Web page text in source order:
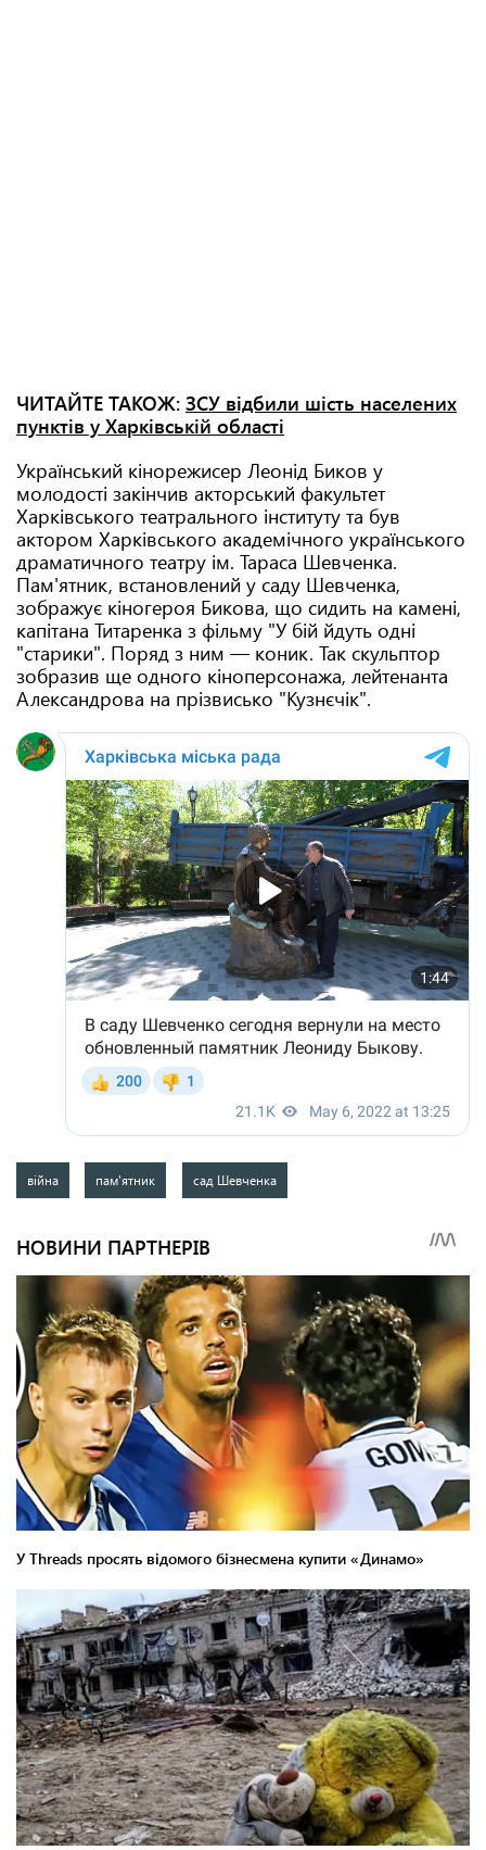
ЧИТАЙТЕ ТАКОЖ: ЗСУ відбили шість населених
пунктів у Харківській області
Український кінорежисер Леонід Биков у
молодості закінчив акторський факультет
Харківського театрального інституту та був
актором Харківського академічного українського
драматичного театру ім. Тараса Шевченка.
Пам'ятник, встановлений у саду Шевченка,
зображує кіногероя Бикова, що сидить на камені,
капітана Титаренка з фільму "У бій йдуть одні
"старики". Поряд з ним — коник. Так скульптор
зобразив ще одного кіноперсонажа, лейтенанта
Александрова на прізвисько "Кузнєчік".
війна пам'ятник сад Шевченка